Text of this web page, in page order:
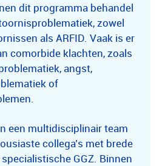
dit programma behandel
zowel
als ARFID. Vaak is er
comorbide klachten, zoals
angst,
of
een multidisciplinair team
collega’s met brede
GGZ. Binnen